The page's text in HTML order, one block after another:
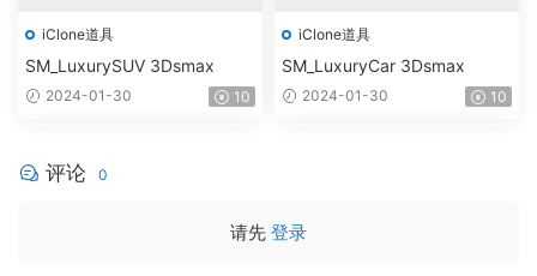
iClone道具
SM_LuxurySUV 3Dsmax
2024-01-30 10
iClone道具
SM_LuxuryCar 3Dsmax
2024-01-30 10
评论 0
请先 登录